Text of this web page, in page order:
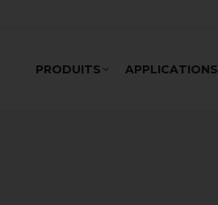
PRODUITS APPLICATIONS